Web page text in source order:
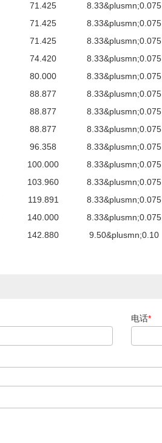
71.425 8.33&plusmn;0.075
71.425 8.33&plusmn;0.075
71.425 8.33&plusmn;0.075
74.420 8.33&plusmn;0.075
80.000 8.33&plusmn;0.075
88.877 8.33&plusmn;0.075
88.877 8.33&plusmn;0.075
88.877 8.33&plusmn;0.075
96.358 8.33&plusmn;0.075
100.000 8.33&plusmn;0.075
103.960 8.33&plusmn;0.075
119.891 8.33&plusmn;0.075
140.000 8.33&plusmn;0.075
142.880 9.50&plusmn;0.10
电话*